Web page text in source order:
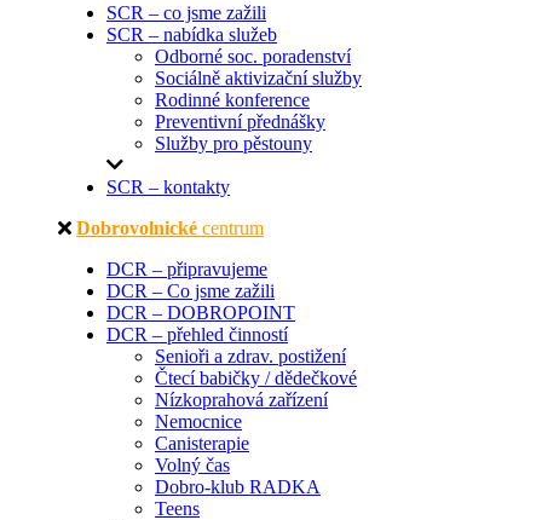
SCR – co jsme zažili
SCR – nabídka služeb
Odborné soc. poradenství
Sociálně aktivizační služby
Rodinné konference
Preventivní přednášky
Služby pro pěstouny
SCR – kontakty
Dobrovolnické centrum
DCR – připravujeme
DCR – Co jsme zažili
DCR – DOBROPOINT
DCR – přehled činností
Senioři a zdrav. postižení
Čtecí babičky / dědečkové
Nízkoprahová zařízení
Nemocnice
Canisterapie
Volný čas
Dobro-klub RADKA
Teens